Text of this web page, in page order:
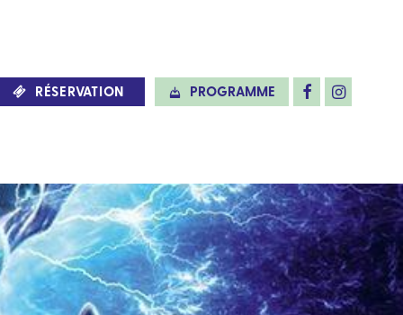
RÉSERVATION PROGRAMME